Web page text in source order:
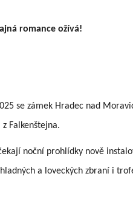
romance ožívá!
se zámek Hradec nad
Falkenštejna.
noční prohlídky nově
a loveckých zbraní i